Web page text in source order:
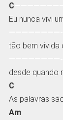
C
Eu nunca vivi
tão bem vivida
desde quando
C
As palavras
Am